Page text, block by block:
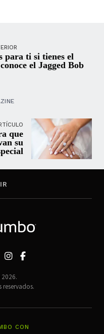
para ti si tienes el
el Jagged Bob
que
su
reservados.
CON